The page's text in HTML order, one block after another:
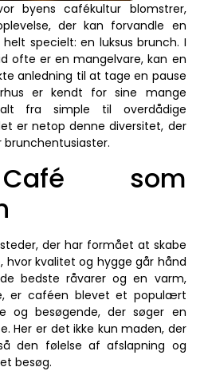
byens cafékultur blomstrer,
der kan forvandle en
specielt: en luksus brunch. I
ofte er en mangelvare, kan en
anledning til at tage en pause
er kendt for sine mange
fra simple til overdådige
er netop denne diversitet, der
som
der har formået at skabe
hvor kvalitet og hygge går hånd
bedste råvarer og en varm,
er caféen blevet et populært
og besøgende, der søger en
Her er det ikke kun maden, der
den følelse af afslapning og
besøg.